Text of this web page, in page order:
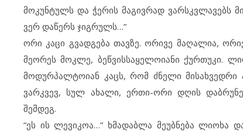
მოკუნტულს და ჭერის მაგივრად ვარსკვლავებს
ვერ დაწერს ჯიგრულს…”
ორი კაცი გვადგება თავზე. ორივე მაღალია,
მეორეს მოკლე, ბეწვისსაყელოიანი ქურთუკი.
მოდურპალტოიან კაცს, რომ ძნელი
ვარკვევ, სულ ახალი, ერთი-ორი დღის
შემდეგ.
“ეს ის ლევიკოა…” ხმადაბლა მეუბნება ლიოხა